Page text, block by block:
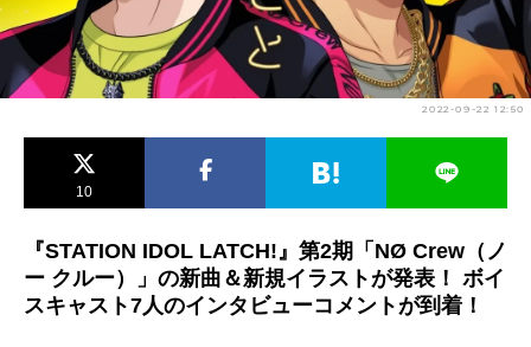
今期アニメ曜日別一覧
春アニメ 夏アニメ
男性声優/女性声優一覧
2022-09-22 12:50
10
『STATION IDOL LATCH!』第2期「NØ Crew（ノ
ー クルー）」の新曲＆新規イラストが発表！ ボイ
スキャスト7人のインタビューコメントが到着！